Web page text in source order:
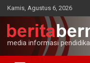
Skip
to
content
Kamis, Agustus 6, 2026
media informasi